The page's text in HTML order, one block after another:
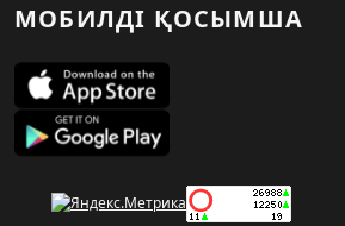
МОБИЛДІ ҚОСЫМША